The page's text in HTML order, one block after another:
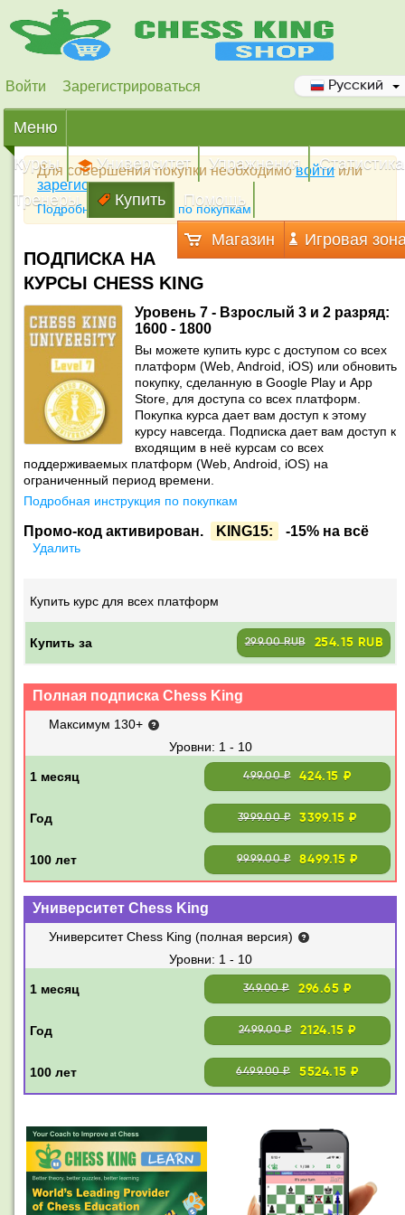
Войти Зарегистрироваться Русский
Меню
Курсы
Университет Упражнения
Статистика
Тренеры
Купить Помощь
Магазин Игровая
Для совершения покупки необходимовойтиили
зарегистрироваться
Подробная инструкция по покупкам
ПОДПИСКА НА
КУРСЫ CHESS KING
Уровень 7 - Взрослый 3 и 2 разряд:
1600 - 1800
Вы можете купить курс с доступом со всех
платформ (Web, Android, iOS) или обновить
покупку, сделанную в Google Play и App
Store, для доступа со всех платформ.
Покупка курса дает вам доступ к этому
курсу навсегда. Подписка дает вам доступ к
входящим в неё курсам со всех
поддерживаемых платформ (Web, Android, iOS) на
ограниченный период времени.
Подробная инструкция по покупкам
Промо-код активирован. KING15: -15% на всё
Удалить
Купить курс для всех платформ
Купить за 299.00 RUB 254.15 RUB
Полная подписка Chess King
Максимум 130+
1 - 10
499.00 ₽ 424.15 ₽
3999.00 ₽ 3399.15 ₽
9999.00 ₽ 8499.15 ₽
Университет Chess King
Университет Chess King (полная версия)
1 - 10
349.00 ₽ 296.65 ₽
2499.00 ₽ 2124.15 ₽
6499.00 ₽ 5524.15 ₽